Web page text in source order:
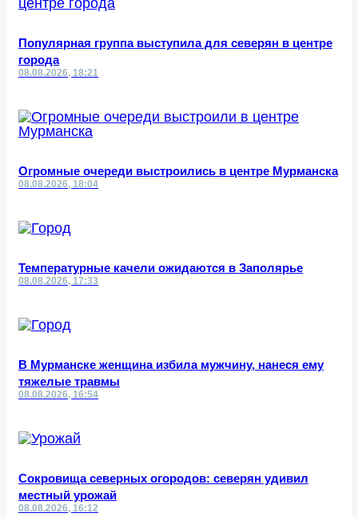
Популярная группа выступила для северян в центре
города
08.08.2026, 18:21
Огромные очереди выстроились в центре Мурманска
08.08.2026, 18:04
Температурные качели ожидаются в Заполярье
08.08.2026, 17:33
В Мурманске женщина избила мужчину, нанеся ему
тяжелые травмы
08.08.2026, 16:54
Сокровища северных огородов: северян удивил
местный урожай
08.08.2026, 16:12